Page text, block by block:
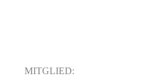
MITGLIED: